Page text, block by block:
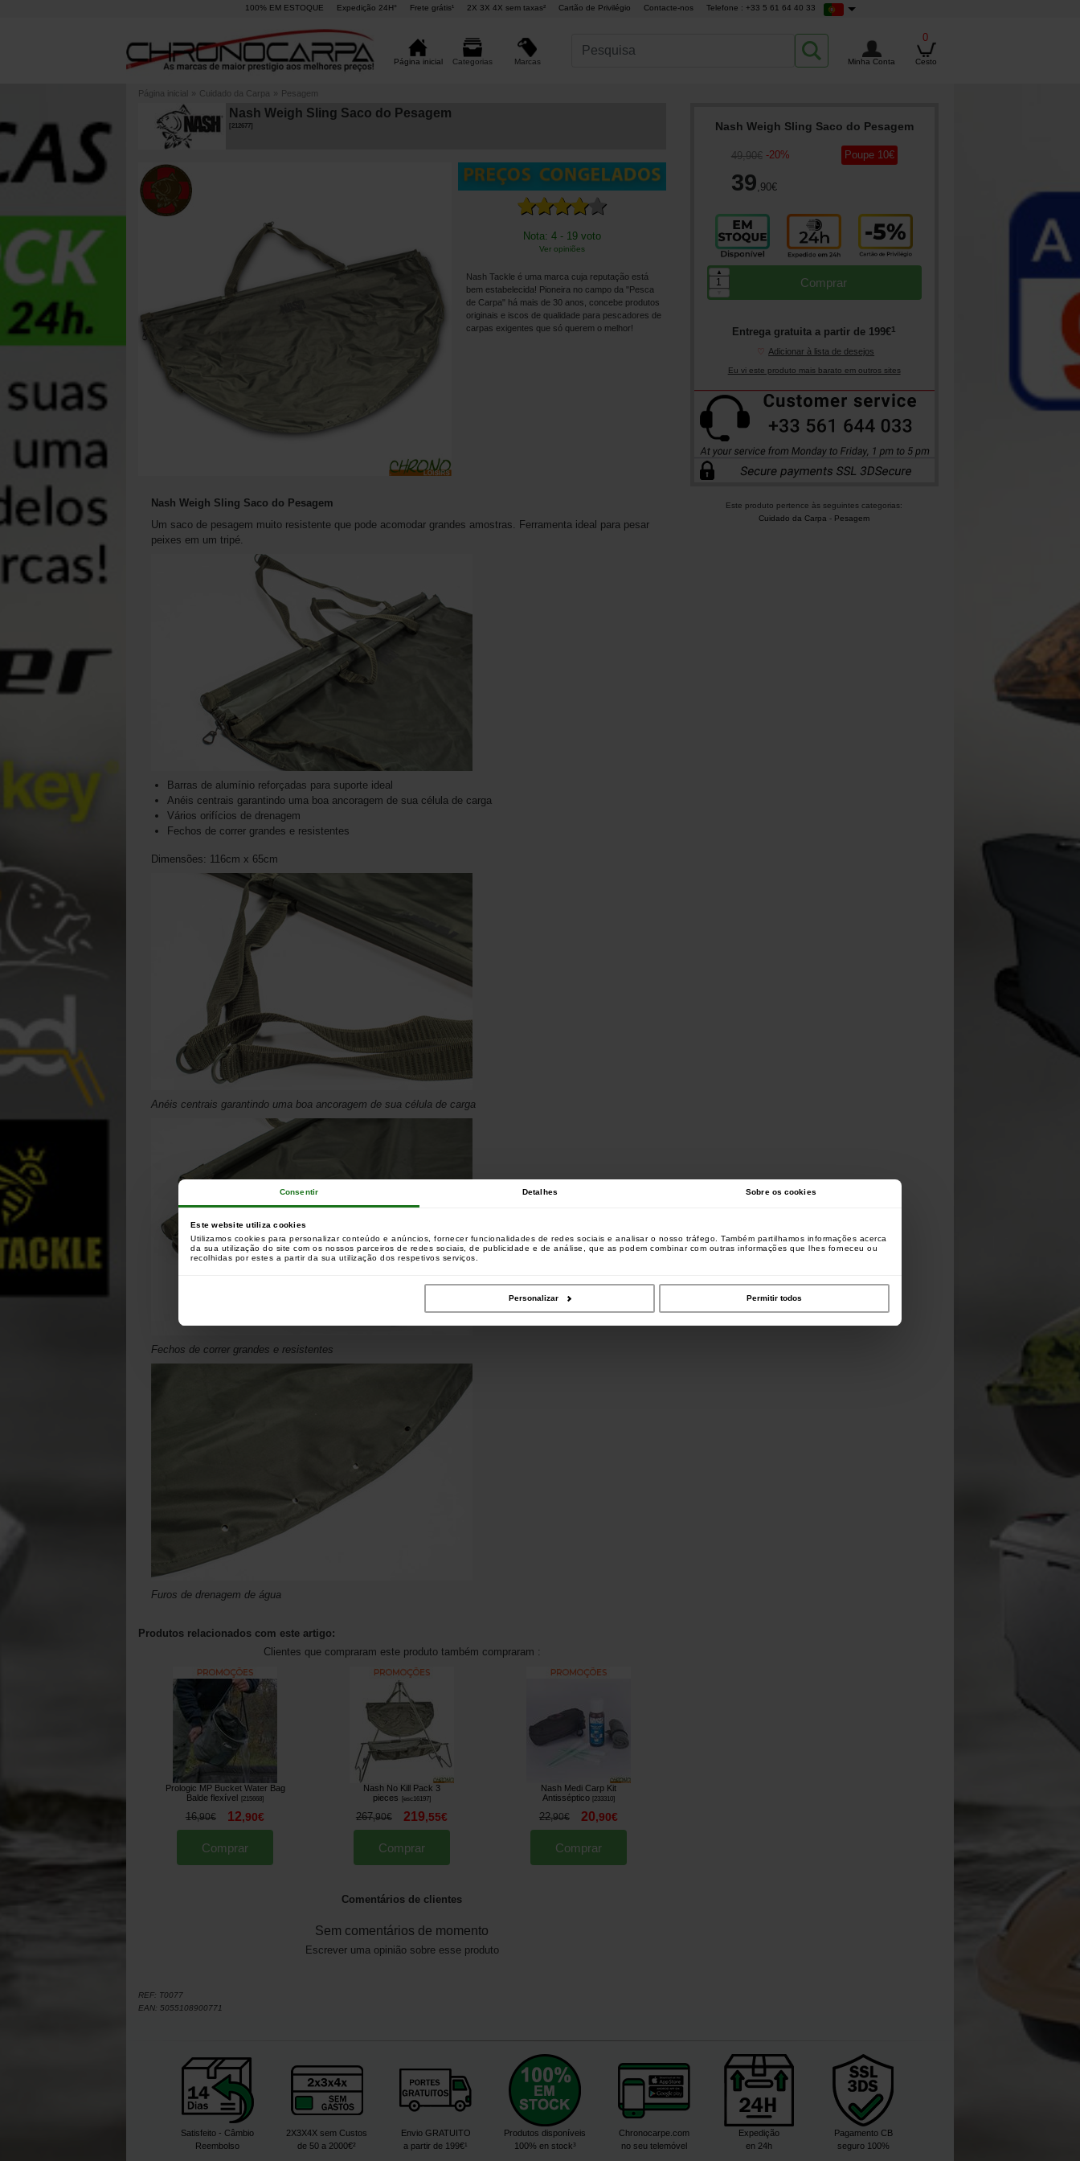
Consentir Detalhes Sobre os cookies
Este website utiliza cookies
Utilizamos cookies para personalizar conteúdo e anúncios, fornecer funcionalidades de redes sociais e analisar o nosso tráfego. Também partilhamos informações acerca
da sua utilização do site com os nossos parceiros de redes sociais, de publicidade e de análise, que as podem combinar com outras informações que lhes forneceu ou
recolhidas por estes a partir da sua utilização dos respetivos serviços.
Personalizar Permitir todos
100% EM ESTOQUE Expedição 24H° Frete grátis¹ 2X 3X 4X sem taxas² Cartão de Privilégio Contacte-nos Telefone : +33 5 61 64 40 33
Página inicial Categorias Marcas Minha Conta
0
Cesto
Página inicial » Cuidado da Carpa » Pesagem
Nash Weigh Sling Saco do Pesagem
212677]
Nota: 4 - 19 voto
Ver opiniões
Nash Tackle é uma marca cuja reputação está
bem estabelecida! Pioneira no campo da "Pesca
de Carpa" há mais de 30 anos, concebe produtos
originais e iscos de qualidade para pescadores de
carpas exigentes que só querem o melhor!
Nash Weigh Sling Saco do Pesagem
49,90€ -20%
39,90€
Poupe 10€
Comprar
▲
Entrega gratuita a partir de 199€1
Adicionar à lista de desejos
Eu vi este produto mais barato em outros sites
Este produto pertence às seguintes categorias:
Cuidado da Carpa - Pesagem
Nash Weigh Sling Saco do Pesagem
Um saco de pesagem muito resistente que pode acomodar grandes amostras. Ferramenta ideal para pesar
peixes em um tripé.
Barras de alumínio reforçadas para suporte ideal
Anéis centrais garantindo uma boa ancoragem de sua célula de carga
Vários orifícios de drenagem
Fechos de correr grandes e resistentes
Dimensões: 116cm x 65cm
Anéis centrais garantindo uma boa ancoragem de sua célula de carga
Fechos de correr grandes e resistentes
Furos de drenagem de água
Produtos relacionados com este artigo:
Clientes que compraram este produto também compraram :
Prologic MP Bucket Water Bag
Balde flexível
215668]
16,90€ 12,90€
Comprar
Nash No Kill Pack 3
pieces
esc16197]
267,90€ 219,55€
Comprar
Nash Medi Carp Kit
Antisséptico [233310]
22,90€ 20,90€
Comprar
Comentários de clientes
Sem comentários de momento
Escrever uma opinião sobre esse produto
REF: T0077
EAN: 5055108900771
Satisfeito - Câmbio
Reembolso
2X3X4X sem Custos
de 50 a 2000€²
Envio GRATUITO
a partir de 199€¹
Produtos disponíveis
100% en stock³
Chronocarpe.com
no seu telemóvel
Expedição
en 24h
Pagamento CB
seguro 100%